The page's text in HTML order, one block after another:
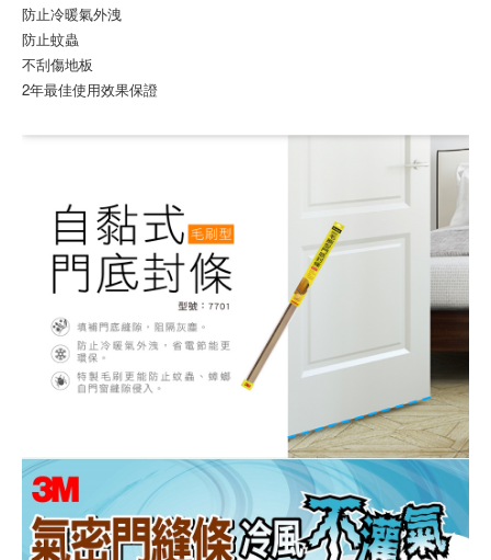
防止冷暖氣外洩
防止蚊蟲
不刮傷地板
2年最佳使用效果保證